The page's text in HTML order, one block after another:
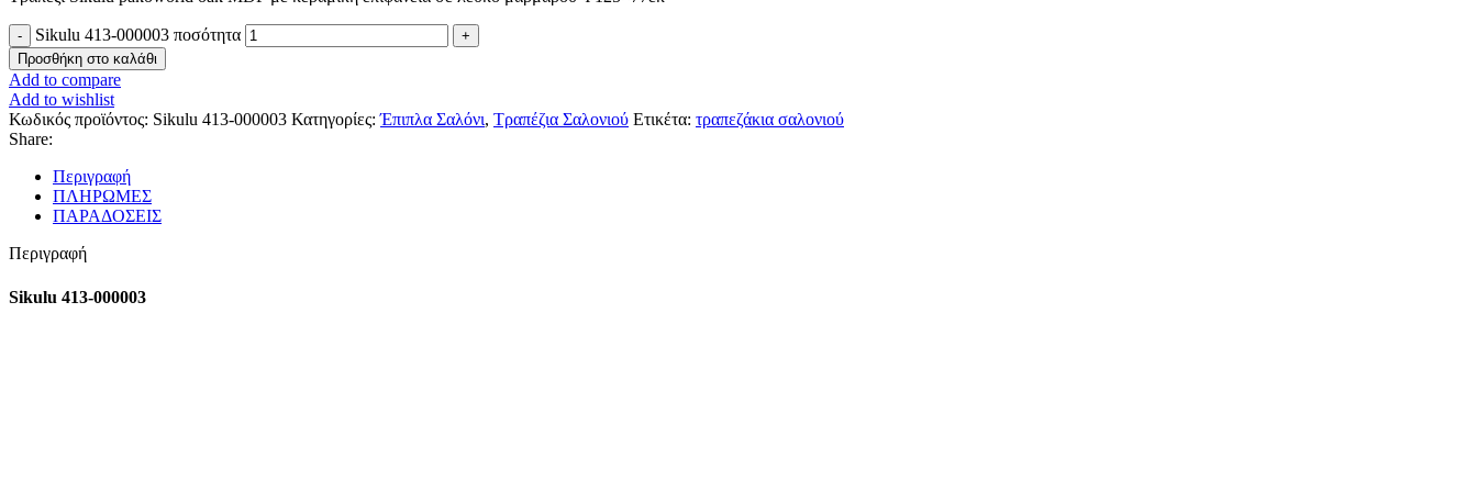
Sikulu 413-000003 ποσότητα
Προσθήκη στο καλάθι
Add to compare
Add to wishlist
Κωδικός προϊόντος: Sikulu 413-000003 Κατηγορίες: Έπιπλα Σαλόνι, Τραπέζια Σαλονιού Ετικέτα: τραπεζάκια σαλονιού
Share:
Περιγραφή
ΠΛΗΡΩΜΕΣ
ΠΑΡΑΔΟΣΕΙΣ
Περιγραφή
Sikulu 413-000003